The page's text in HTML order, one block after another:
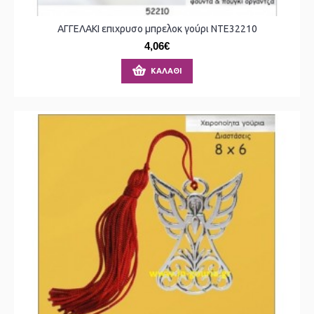
ΑΓΓΕΛΑΚI επιχρυσο μπρελοκ γούρι ΝΤΕ32210
4,06€
ΚΑΛΆΘΙ